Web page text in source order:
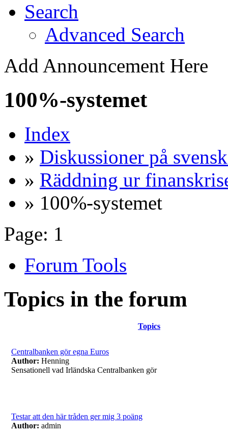
Search
Advanced Search
Add Announcement Here
100%-systemet
Index
» Diskussioner på
» Räddning ur
» 100%-systemet
Page: 1
Forum Tools
Topics in the forum
Topics
Centralbanken gör egna Euros
Author: Henning
Sensationell vad Irländska Centralbanken gör
Testar att den här tråden ger mig 3 poäng
Author: admin